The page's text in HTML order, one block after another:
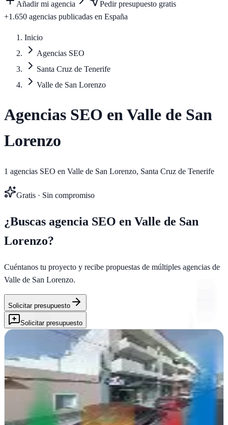
Añadir mi agencia
Pedir presupuesto gratis
+1.650 agencias publicadas en España
Inicio
Agencias SEO
Santa Cruz de Tenerife
Valle de San Lorenzo
Agencias SEO enValle de San
Lorenzo
1 agencias SEO en Valle de San Lorenzo, Santa Cruz de Tenerife
Gratis · Sin compromiso
¿Buscas agencia SEO en Valle de San
Lorenzo?
Cuéntanos tu proyecto y recibe propuestas de múltiples agencias de
Valle de San Lorenzo.
Solicitar presupuesto
Solicitar presupuesto
Valle de San Lorenzo, Santa Cruz de Tenerife
En Valle de San Lorenzo transformamos tu presencia online con
estrategias de marketing innovadoras y resultados medibles para
empresas que quieren crecer